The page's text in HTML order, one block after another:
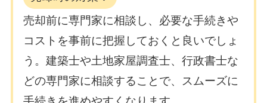
売却前に専門家に相談し、必要な手続きや
コストを事前に把握しておくと良いでしょ
う。建築士や土地家屋調査士、行政書士な
どの専門家に相談することで、スムーズに